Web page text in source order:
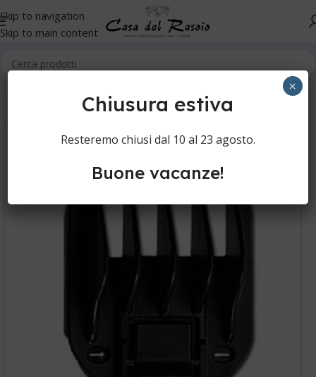
Skip to navigation
Skip to main content
Chiusura estiva
Resteremo chiusi dal 10 al 23 agosto.
Buone vacanze!
×